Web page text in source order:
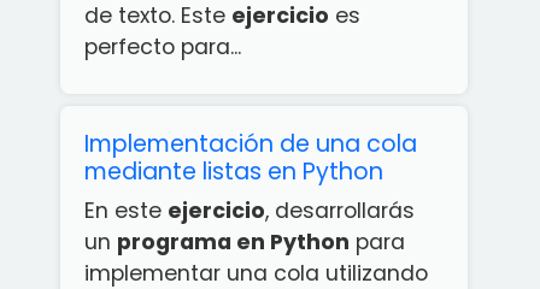
de texto. Este ejercicio es
perfecto para...
Implementación de una cola
mediante listas en Python
En este ejercicio, desarrollarás
un programa en Python para
implementar una cola utilizando